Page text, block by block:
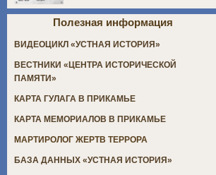
Полезная информация
ВИДЕОЦИКЛ «УСТНАЯ ИСТОРИЯ»
ВЕСТНИКИ «ЦЕНТРА ИСТОРИЧЕСКОЙ
ПАМЯТИ»
КАРТА ГУЛАГА В ПРИКАМЬЕ
КАРТА МЕМОРИАЛОВ В ПРИКАМЬЕ
МАРТИРОЛОГ ЖЕРТВ ТЕРРОРА
БАЗА ДАННЫХ «УСТНАЯ ИСТОРИЯ»